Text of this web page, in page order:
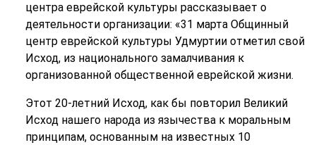
центра еврейской культуры рассказывает о
деятельности организации: «31 марта Общинный
центр еврейской культуры Удмуртии отметил свой
Исход, из национального замалчивания к
организованной общественной еврейской жизни.
Этот 20-летний Исход, как бы повторил Великий
Исход нашего народа из язычества к моральным
принципам, основанным на известных 10